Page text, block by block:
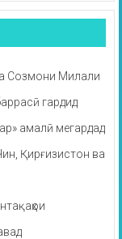
Созмони Милали
гардид
амалӣ мегардад
Қирғизистон ва